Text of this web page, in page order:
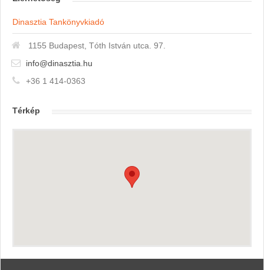
Dinasztia Tankönyvkiadó
1155 Budapest, Tóth István utca. 97.
info@dinasztia.hu
+36 1 414-0363
Térkép